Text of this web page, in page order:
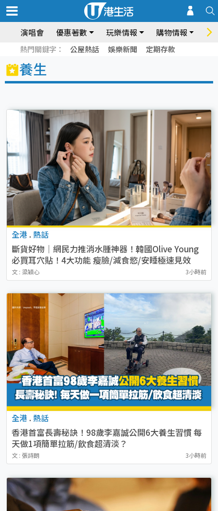
演唱會 優惠著數 玩樂情報 購物情報 飲
熱門關鍵字： 公屋熱話 娛樂新聞 定期存款
養生
全港 . 熱話
斷貨好物｜網民力推消水腫神器！韓國Olive Young
必買耳穴貼！4大功能 瘦臉/減食慾/安睡極速見效
文 : 梁穎心 3小時前
全港 . 熱話
香港首富長壽秘訣！98歲李嘉誠公開6大養生習慣 每
天做1項簡單拉筋/飲食超清淡？
文 : 張詩朗 3小時前